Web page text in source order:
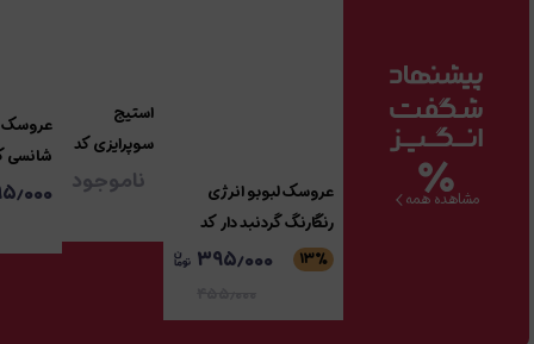
مشاهده همه
عروسک لبوبو انرژی
رنگارنگ گردنبد دار کد
3860
۱۳٪ ۳۹۵٫۰۰۰
استیج
سوپرایزی کد
3382
ناموجود
عروسک
شانسی کد